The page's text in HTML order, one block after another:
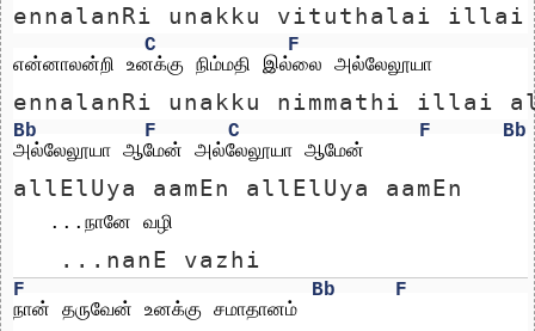
ennalanRi unakku vituthalai illai
C
F
என்னாலன்றி உனக்கு நிம்மதி இல்லை அல்லேலூயா
ennalanRi unakku nimmathi illai
Bb F C F
Bb
அல்லேலூயா ஆமேன் அல்லேலூயா ஆமேன்
allElUya aamEn allElUya aamEn
   ...நானே வழி
   ...nanE vazhi
F Bb
F
நான் தருவேன் உனக்கு சமாதானம்